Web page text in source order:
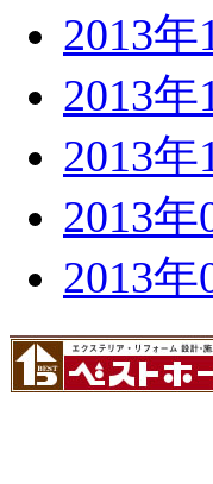
2013年
2013年
2013年
2013年
2013年